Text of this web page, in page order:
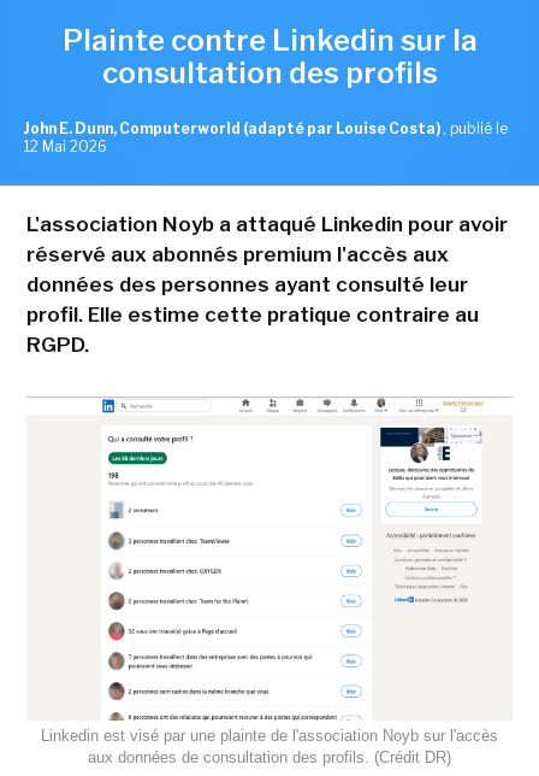
Plainte contre Linkedin sur la
consultation des profils
John E. Dunn, Computerworld (adapté par Louise Costa) , publié le
12 Mai 2026
L'association Noyb a attaqué Linkedin pour avoir
réservé aux abonnés premium l'accès aux
données des personnes ayant consulté leur
profil. Elle estime cette pratique contraire au
RGPD.
Linkedin est visé par une plainte de l'association Noyb sur l'accès
aux données de consultation des profils. (Crédit DR)